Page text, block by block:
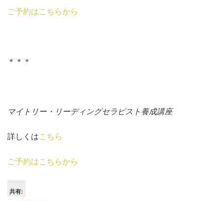
ご予約はこちらから
＊＊＊
マイトリー・リーディングセラピスト養成講座
詳しくはこちら
ご予約はこちらから
共有: